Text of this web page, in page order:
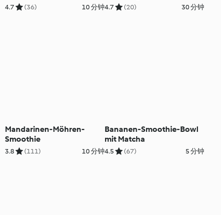
4.7 (36) 10 分钟4.7 (20) 30 分钟
Mandarinen-Möhren-
Smoothie
3.8 (111) 10 分钟
Bananen-Smoothie-Bowl
mit Matcha
4.5 (67) 5 分钟